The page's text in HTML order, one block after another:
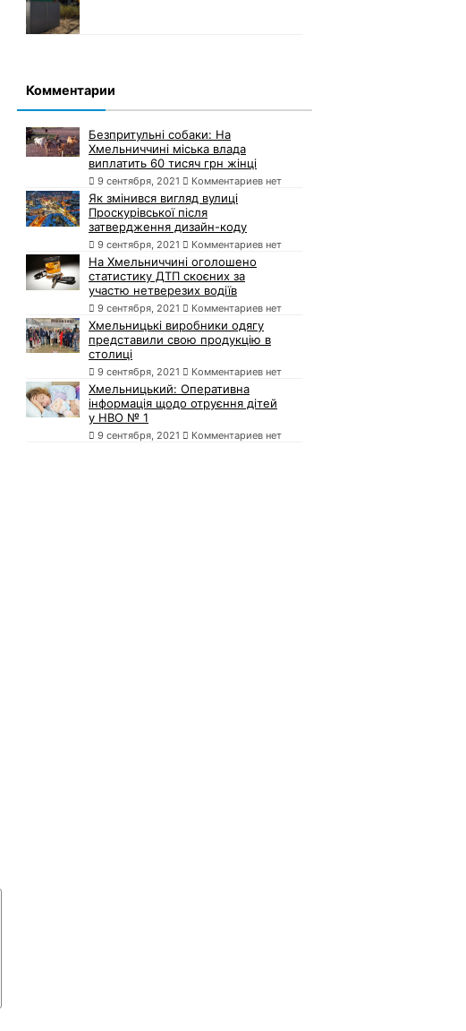
Комментарии
Безпритульні собаки: На
Хмельниччині міська влада
виплатить 60 тисяч грн жінці
9 сентября, 2021 Комментариев нет
Як змінився вигляд вулиці
Проскурівської після
затвердження дизайн-коду
9 сентября, 2021 Комментариев нет
На Хмельниччині оголошено
статистику ДТП скоєних за
участю нетверезих водіїв
9 сентября, 2021 Комментариев нет
Хмельницькі виробники одягу
представили свою продукцію в
столиці
9 сентября, 2021 Комментариев нет
Хмельницький: Оперативна
інформація щодо отруєння дітей
у НВО № 1
9 сентября, 2021 Комментариев нет